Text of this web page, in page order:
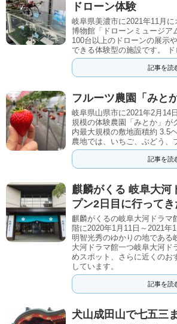
ドローン体験
岐阜県美濃市に2021年11月
博物館「ドローンミュージア
100台以上のドローンの展示
できる体験型の施設です。
記事を読
フルーツ農園「みと
岐阜県山県市に2021年2月14
規模の体験農園「みとか」が
内最大規模の敷地面積約 3.5
農地では、いちご、ぶどう、
記事を読
麒麟がくる 岐阜大河
プン2日目に行ってき
麒麟がくるの岐阜大河ドラマ
階に2020年1月11日～2021年
明智光秀のゆかりの地である
大河ドラマ館一つ岐阜大河ド
めスポット、さらに近くのお
しています。
記事を読
犬山成田山で七五三